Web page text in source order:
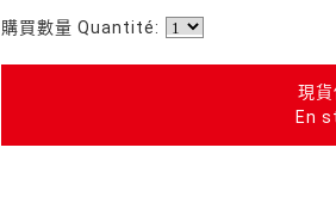
購買數量 Quantité:
現
En